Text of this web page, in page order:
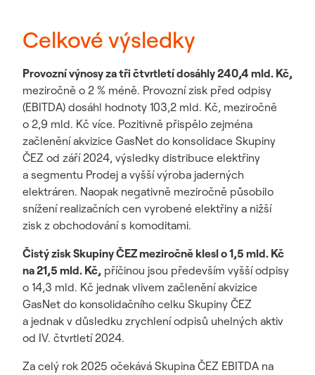
Celkové výsledky
Provozní výnosy za tři čtvrtletí dosáhly 240,4 mld. Kč,
meziročně o 2 % méně. Provozní zisk před odpisy
(EBITDA) dosáhl hodnoty 103,2 mld. Kč, meziročně
o 2,9 mld. Kč více. Pozitivně přispělo zejména
začlenění akvizice GasNet do konsolidace Skupiny
ČEZ od září 2024, výsledky distribuce elektřiny
a segmentu Prodej a vyšší výroba jaderných
elektráren. Naopak negativně meziročně působilo
snížení realizačních cen vyrobené elektřiny a nižší
zisk z obchodování s komoditami.
Čistý zisk Skupiny ČEZ meziročně klesl o 1,5 mld. Kč
na 21,5 mld. Kč, příčinou jsou především vyšší odpisy
o 14,3 mld. Kč jednak vlivem začlenění akvizice
GasNet do konsolidačního celku Skupiny ČEZ
a jednak v důsledku zrychlení odpisů uhelných aktiv
od IV. čtvrtletí 2024.
Za celý rok 2025 očekává Skupina ČEZ EBITDA na